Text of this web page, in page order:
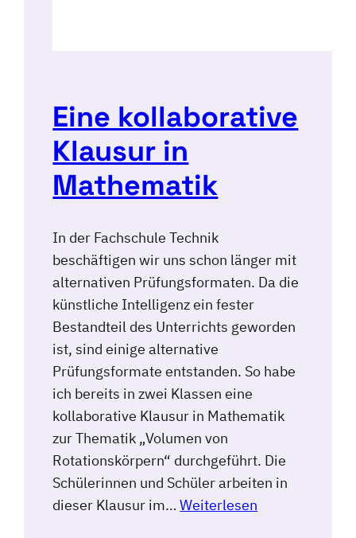
Eine kollaborative
Klausur in
Mathematik
In der Fachschule Technik
beschäftigen wir uns schon länger mit
alternativen Prüfungsformaten. Da die
künstliche Intelligenz ein fester
Bestandteil des Unterrichts geworden
ist, sind einige alternative
Prüfungsformate entstanden. So habe
ich bereits in zwei Klassen eine
kollaborative Klausur in Mathematik
zur Thematik „Volumen von
Rotationskörpern“ durchgeführt. Die
Schülerinnen und Schüler arbeiten in
dieser Klausur im…Weiterlesen